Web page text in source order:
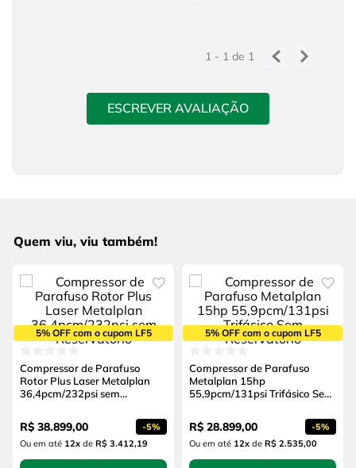
1 - 1de 1
ESCREVER AVALIAÇÃO
Quem viu, viu também!
5% OFF com o cupom LF5
Compressor de Parafuso
Rotor Plus Laser Metalplan
36,4pcm/232psi sem
R$ 38.899,00 -5%
Ou em até 12x de R$ 3.412,19
5% OFF com o cupom LF5
Compressor de Parafuso
Metalplan 15hp
55,9pcm/131psi Trifásico Sem
R$ 28.899,00 -5%
Ou em até 12x de R$ 2.535,00